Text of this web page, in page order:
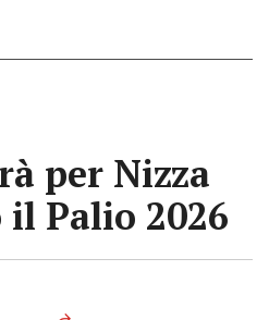
per Nizza
Palio 2026